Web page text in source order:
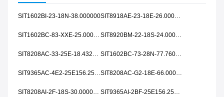
SIT1602BI-23-18N-38.000000